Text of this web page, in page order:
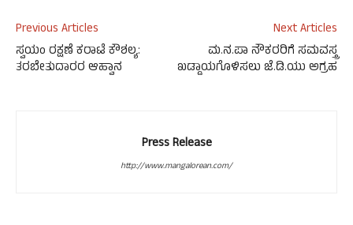
Previous Articles
ಸ್ವಯಂ ರಕ್ಷಣೆ ಕರಾಟೆ ಕೌಶಲ್ಯ:
ತರಬೇತುದಾರರ ಆಹ್ವಾನ
Next Articles
ಮ.ನ.ಪಾ ನೌಕರರಿಗೆ ಸಮವಸ್ತ್ರ
ಖಡ್ಡಾಯಗೊಳಿಸಲು ಜೆ.ಡಿ.ಯು ಅಗ್ರಹ
Press Release
http://www.mangalorean.com/